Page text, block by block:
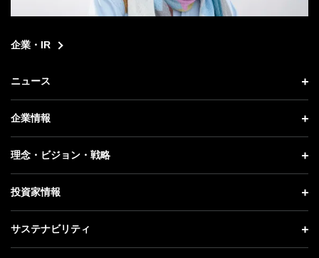
企業・IR
ニュース
ニュース トップ
プレスリリース
更新情報
記者説明会
企業情報
企業情報 トップ
社長メッセージ
事業紹介
理念・ビジョン・戦略
理念・ビジョン・戦略 トップ
成長戦略「Activate AI for Society」
投資家情報
投資家情報 トップ
経営方針
サステナビリティ